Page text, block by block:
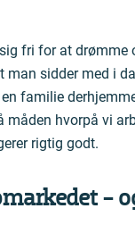
fri for at drømme
man sidder med i
familie
hvorpå vi
rigtig godt.
-